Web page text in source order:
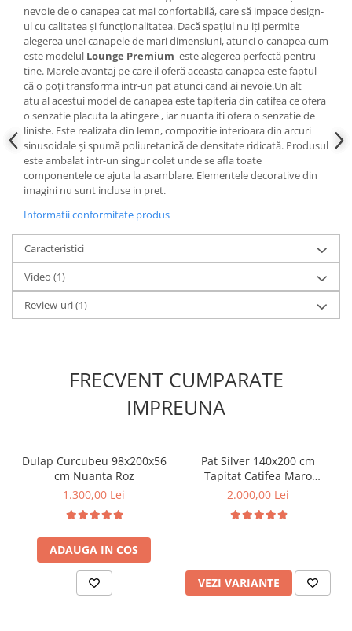
nevoie de o canapea cat mai confortabilă, care să impace design-
ul cu calitatea și funcționalitatea. Dacă spațiul nu iți permite
alegerea unei canapele de mari dimensiuni, atunci o canapea cum
este modelul Lounge Premium este alegerea perfectă pentru
tine. Marele avantaj pe care il oferă aceasta canapea este faptul
că o poți transforma intr-un pat atunci cand ai nevoie.Un alt
atu al acestui model de canapea este tapiteria din catifea ce ofera
o senzatie placuta la atingere , iar nuanta iti ofera o senzatie de
liniste. Este realizata din lemn, compozitie interioara din arcuri
sinusoidale şi spumă poliuretanică de densitate ridicată. Produsul
este ambalat intr-un singur colet unde se afla toate
componentele ce ajuta la asamblare. Elementele decorative din
imagini nu sunt incluse in pret.
Informatii conformitate produs
Caracteristici
Video (1)
Review-uri(1)
FRECVENT CUMPARATE
IMPREUNA
Dulap Curcubeu 98x200x56
cm Nuanta Roz
1.300,00 Lei
ADAUGA IN COS
Pat Silver 140x200 cm
Tapitat Catifea Maro
Somiera Inclusa
2.000,00 Lei
VEZI VARIANTE